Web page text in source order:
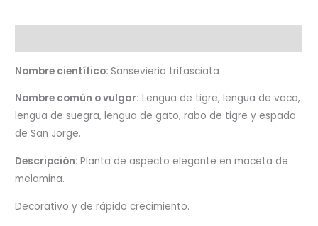
Nombre científico: Sansevieria trifasciata
Nombre común o vulgar: Lengua de tigre, lengua de vaca,
lengua de suegra, lengua de gato, rabo de tigre y espada
de San Jorge.
Descripción:Planta de aspecto elegante en maceta de
melamina.
Decorativo y de rápido crecimiento.